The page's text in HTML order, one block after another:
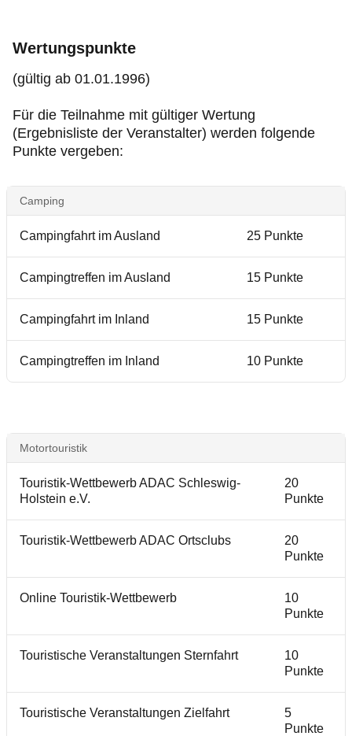
Wertungspunkte
(gültig ab 01.01.1996)
Für die Teilnahme mit gültiger Wertung
(Ergebnisliste der Veranstalter) werden folgende
Punkte vergeben:
Camping
Campingfahrt im Ausland 25 Punkte
Campingtreffen im Ausland 15 Punkte
Campingfahrt im Inland 15 Punkte
Campingtreffen im Inland 10 Punkte
Motortouristik
Touristik-Wettbewerb ADAC Schleswig-
Holstein e.V.
20
Punkte
Touristik-Wettbewerb ADAC Ortsclubs
20
Punkte
Online Touristik-Wettbewerb
10
Punkte
Touristische Veranstaltungen Sternfahrt
10
Punkte
Touristische Veranstaltungen Zielfahrt
5
Punkte